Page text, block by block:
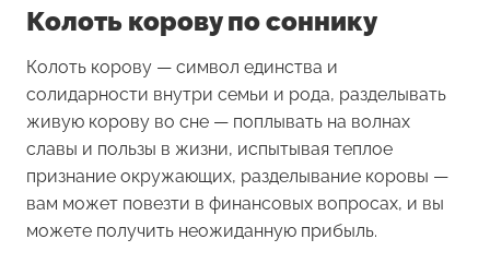
Колоть корову по соннику
Колоть корову — символ единства и
солидарности внутри семьи и рода, разделывать
живую корову во сне — поплывать на волнах
славы и пользы в жизни, испытывая теплое
признание окружающих, разделывание коровы —
вам может повезти в финансовых вопросах, и вы
можете получить неожиданную прибыль.